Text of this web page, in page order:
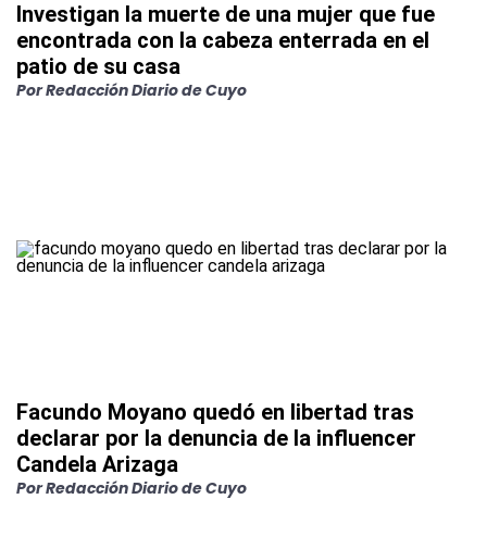
Investigan la muerte de una mujer que fue
encontrada con la cabeza enterrada en el
patio de su casa
PorRedacción Diario de Cuyo
Facundo Moyano quedó en libertad tras
declarar por la denuncia de la influencer
Candela Arizaga
PorRedacción Diario de Cuyo